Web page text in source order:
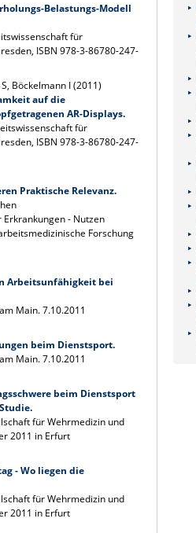
Belastungs-Modell
für
ISBN 978-3-86780-247-
Böckelmann I (2011)
auf die
AR-Displays.
für
ISBN 978-3-86780-247-
Praktische Relevanz.
- Nutzen
Forschung
Arbeitsunfähigkeit bei
Main. 7.10.2011
beim Dienstsport.
Main. 7.10.2011
beim Dienstsport
für Wehrmedizin und
2011 in Erfurt
- Wo liegen die
für Wehrmedizin und
2011 in Erfurt